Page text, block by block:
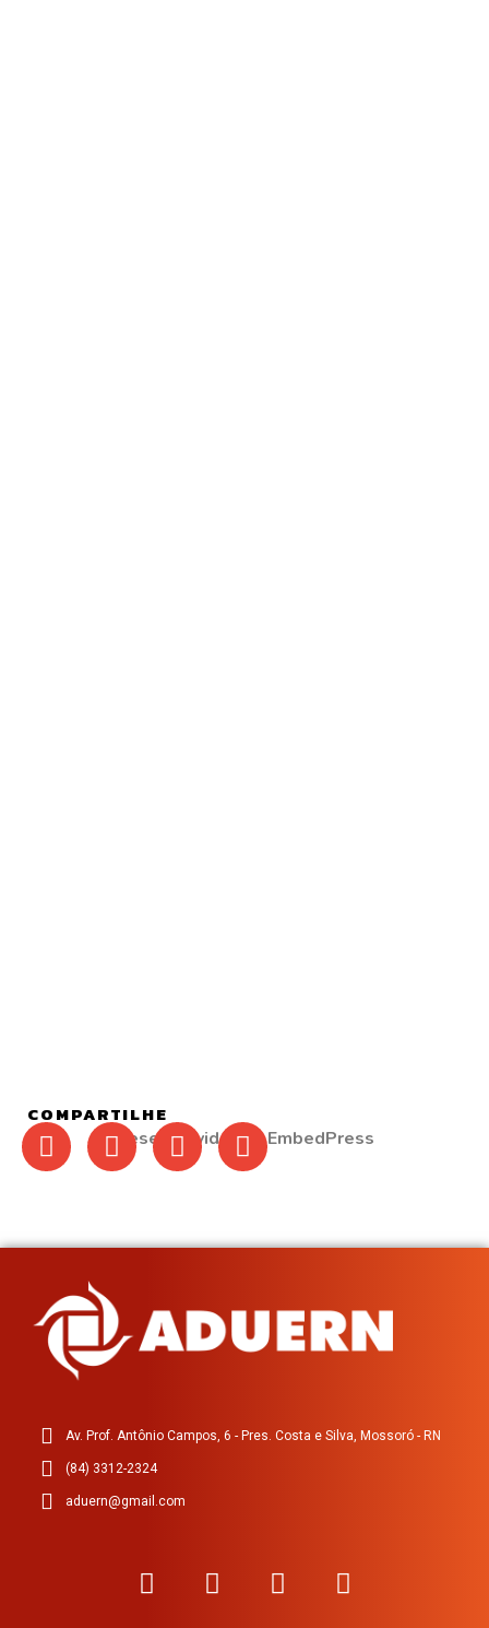
Desenvolvido por EmbedPress
COMPARTILHE
Av. Prof. Antônio Campos, 6 - Pres. Costa e Silva, Mossoró - RN
(84) 3312-2324
aduern@gmail.com